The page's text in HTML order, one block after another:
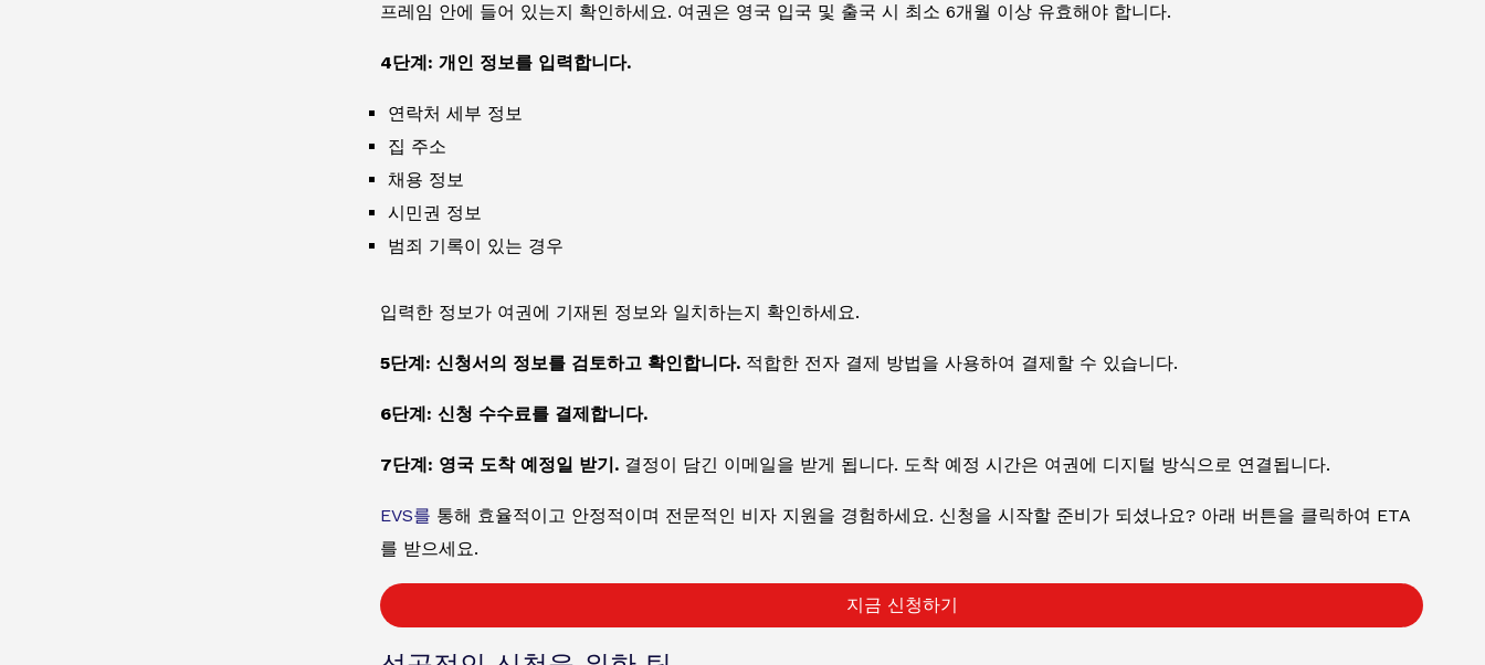
프레임 안에 들어 있는지 확인하세요. 여권은 영국 입국 및 출국 시 최소 6개월 이상 유효해야 합니다.
4단계: 개인 정보를 입력합니다.
연락처 세부 정보
집 주소
채용 정보
시민권 정보
범죄 기록이 있는 경우
입력한 정보가 여권에 기재된 정보와 일치하는지 확인하세요.
5단계: 신청서의 정보를 검토하고 확인합니다. 적합한 전자 결제 방법을 사용하여 결제할 수 있습니다.
6단계: 신청 수수료를 결제합니다.
7단계: 영국 도착 예정일 받기. 결정이 담긴 이메일을 받게 됩니다. 도착 예정 시간은 여권에 디지털 방식으로 연결됩니다.
EVS를 통해 효율적이고 안정적이며 전문적인 비자 지원을 경험하세요. 신청을 시작할 준비가 되셨나요? 아래 버튼을 클릭하여 ETA
를 받으세요.
지금 신청하기